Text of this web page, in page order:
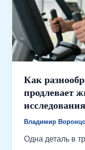
Как
продлевает
Владимир
Одна деталь в